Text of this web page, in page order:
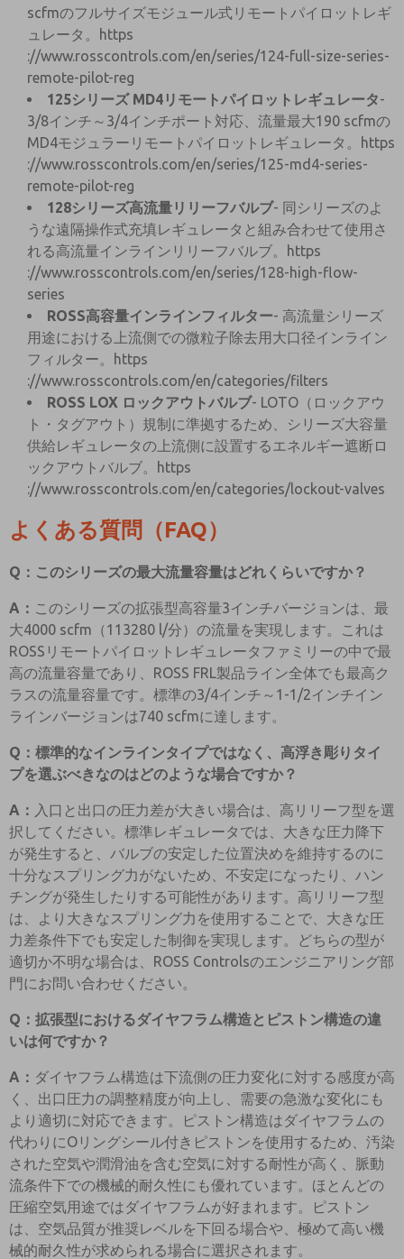
scfmのフルサイズモジュール式リモートパイロットレギ
ュレータ。https
://www.rosscontrols.com/en/series/124-full-size-series-
remote-pilot-reg
125シリーズ MD4リモートパイロットレギュレータ-
3/8インチ～3/4インチポート対応、流量最大190 scfmの
MD4モジュラーリモートパイロットレギュレータ。https
://www.rosscontrols.com/en/series/125-md4-series-
remote-pilot-reg
128シリーズ高流量リリーフバルブ- 同シリーズのよ
うな遠隔操作式充填レギュレータと組み合わせて使用さ
れる高流量インラインリリーフバルブ。https
://www.rosscontrols.com/en/series/128-high-flow-
series
ROSS高容量インラインフィルター- 高流量シリーズ
用途における上流側での微粒子除去用大口径インライン
フィルター。https
://www.rosscontrols.com/en/categories/filters
ROSS LOX ロックアウトバルブ- LOTO（ロックアウ
ト・タグアウト）規制に準拠するため、シリーズ大容量
供給レギュレータの上流側に設置するエネルギー遮断ロ
ックアウトバルブ。https
://www.rosscontrols.com/en/categories/lockout-valves
よくある質問（FAQ）
Q：このシリーズの最大流量容量はどれくらいですか？
A： このシリーズの拡張型高容量3インチバージョンは、最
大4000 scfm（113280 l/分）の流量を実現します。これは
ROSSリモートパイロットレギュレータファミリーの中で最
高の流量容量であり、ROSS FRL製品ライン全体でも最高ク
ラスの流量容量です。標準の3/4インチ～1-1/2インチイン
ラインバージョンは740 scfmに達します。
Q：標準的なインラインタイプではなく、高浮き彫りタイ
プを選ぶべきなのはどのような場合ですか？
A： 入口と出口の圧力差が大きい場合は、高リリーフ型を選
択してください。標準レギュレータでは、大きな圧力降下
が発生すると、バルブの安定した位置決めを維持するのに
十分なスプリング力がないため、不安定になったり、ハン
チングが発生したりする可能性があります。高リリーフ型
は、より大きなスプリング力を使用することで、大きな圧
力差条件下でも安定した制御を実現します。どちらの型が
適切か不明な場合は、ROSS Controlsのエンジニアリング部
門にお問い合わせください。
Q：拡張型におけるダイヤフラム構造とピストン構造の違
いは何ですか？
A： ダイヤフラム構造は下流側の圧力変化に対する感度が高
く、出口圧力の調整精度が向上し、需要の急激な変化にも
より適切に対応できます。ピストン構造はダイヤフラムの
代わりにOリングシール付きピストンを使用するため、汚染
された空気や潤滑油を含む空気に対する耐性が高く、脈動
流条件下での機械的耐久性にも優れています。ほとんどの
圧縮空気用途ではダイヤフラムが好まれます。ピストン
は、空気品質が推奨レベルを下回る場合や、極めて高い機
械的耐久性が求められる場合に選択されます。